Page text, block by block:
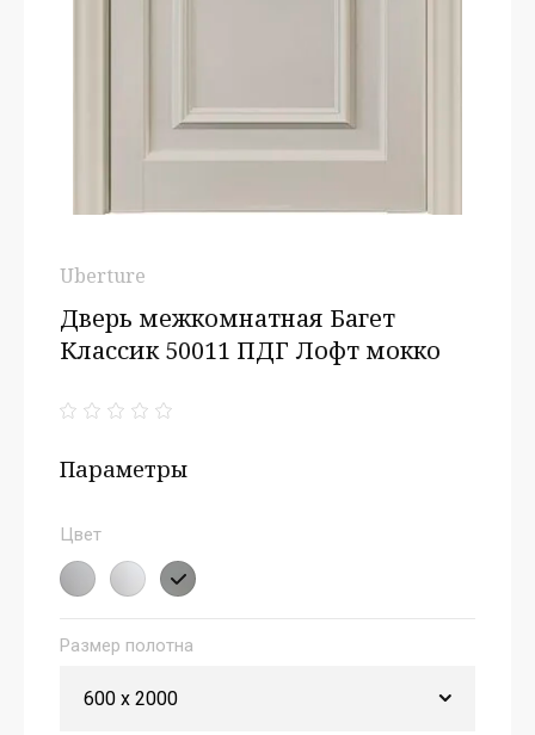
Uberture
Дверь межкомнатная Багет
Классик 50011 ПДГ Лофт мокко
Параметры
Цвет
Размер полотна